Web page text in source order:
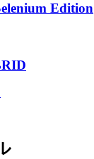
Edition